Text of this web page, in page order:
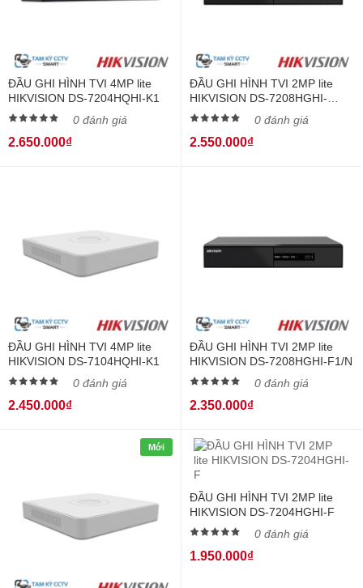
ĐẦU GHI HÌNH TVI 4MP lite
HIKVISION DS-7204HQHI-K1
0 đánh giá
2.650.000₫
ĐẦU GHI HÌNH TVI 2MP lite
HIKVISION DS-7208HGHI-
F1/NB
0 đánh giá
2.550.000₫
ĐẦU GHI HÌNH TVI 4MP lite
HIKVISION DS-7104HQHI-K1
0 đánh giá
2.450.000₫
ĐẦU GHI HÌNH TVI 2MP lite
HIKVISION DS-7208HGHI-F1/N
0 đánh giá
2.350.000₫
Mới
ĐẦU GHI HÌNH TVI 2MP lite
HIKVISION DS-7204HGHI-F
0 đánh giá
1.950.000₫